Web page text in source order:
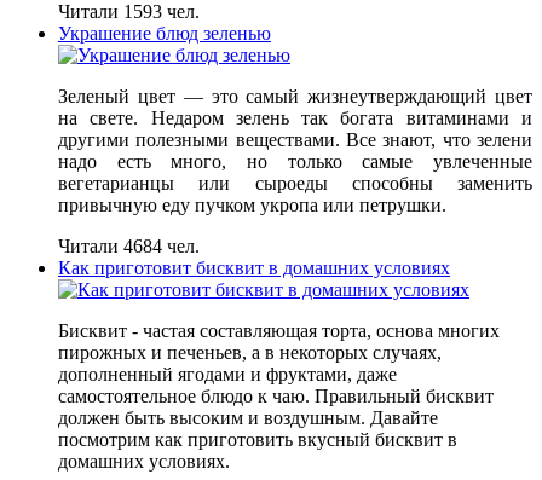
Читали 1593 чел.
Украшение блюд зеленью
Зеленый цвет — это самый жизнеутверждающий цвет
на свете. Недаром зелень так богата витаминами и
другими полезными веществами. Все знают, что зелени
надо есть много, но только самые увлеченные
вегетарианцы или сыроеды способны заменить
привычную еду пучком укропа или петрушки.
Читали 4684 чел.
Как приготовит бисквит в домашних условиях
Бисквит - частая составляющая торта, основа многих
пирожных и печеньев, а в некоторых случаях,
дополненный ягодами и фруктами, даже
самостоятельное блюдо к чаю. Правильный бисквит
должен быть высоким и воздушным. Давайте
посмотрим как приготовить вкусный бисквит в
домашних условиях.